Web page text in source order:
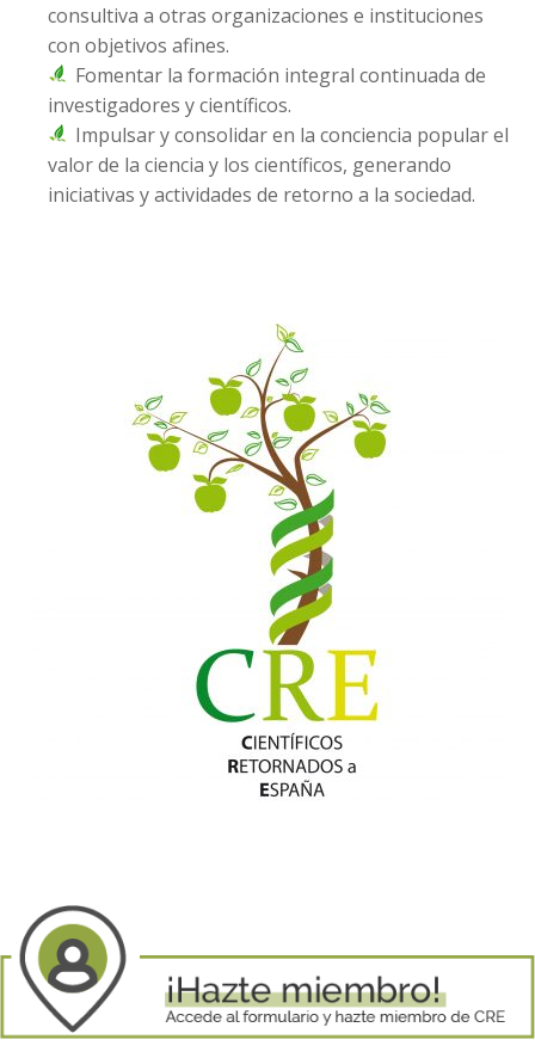
consultiva a otras organizaciones e instituciones
con objetivos afines.
Fomentar la formación integral continuada de
investigadores y científicos.
Impulsar y consolidar en la conciencia popular el
valor de la ciencia y los científicos, generando
iniciativas y actividades de retorno a la sociedad.